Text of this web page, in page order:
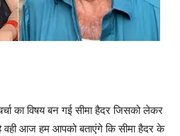
का विषय बन गई सीमा हैदर जिसको लेकर
वही आज हम आपको बताएंगे कि सीमा हैदर के